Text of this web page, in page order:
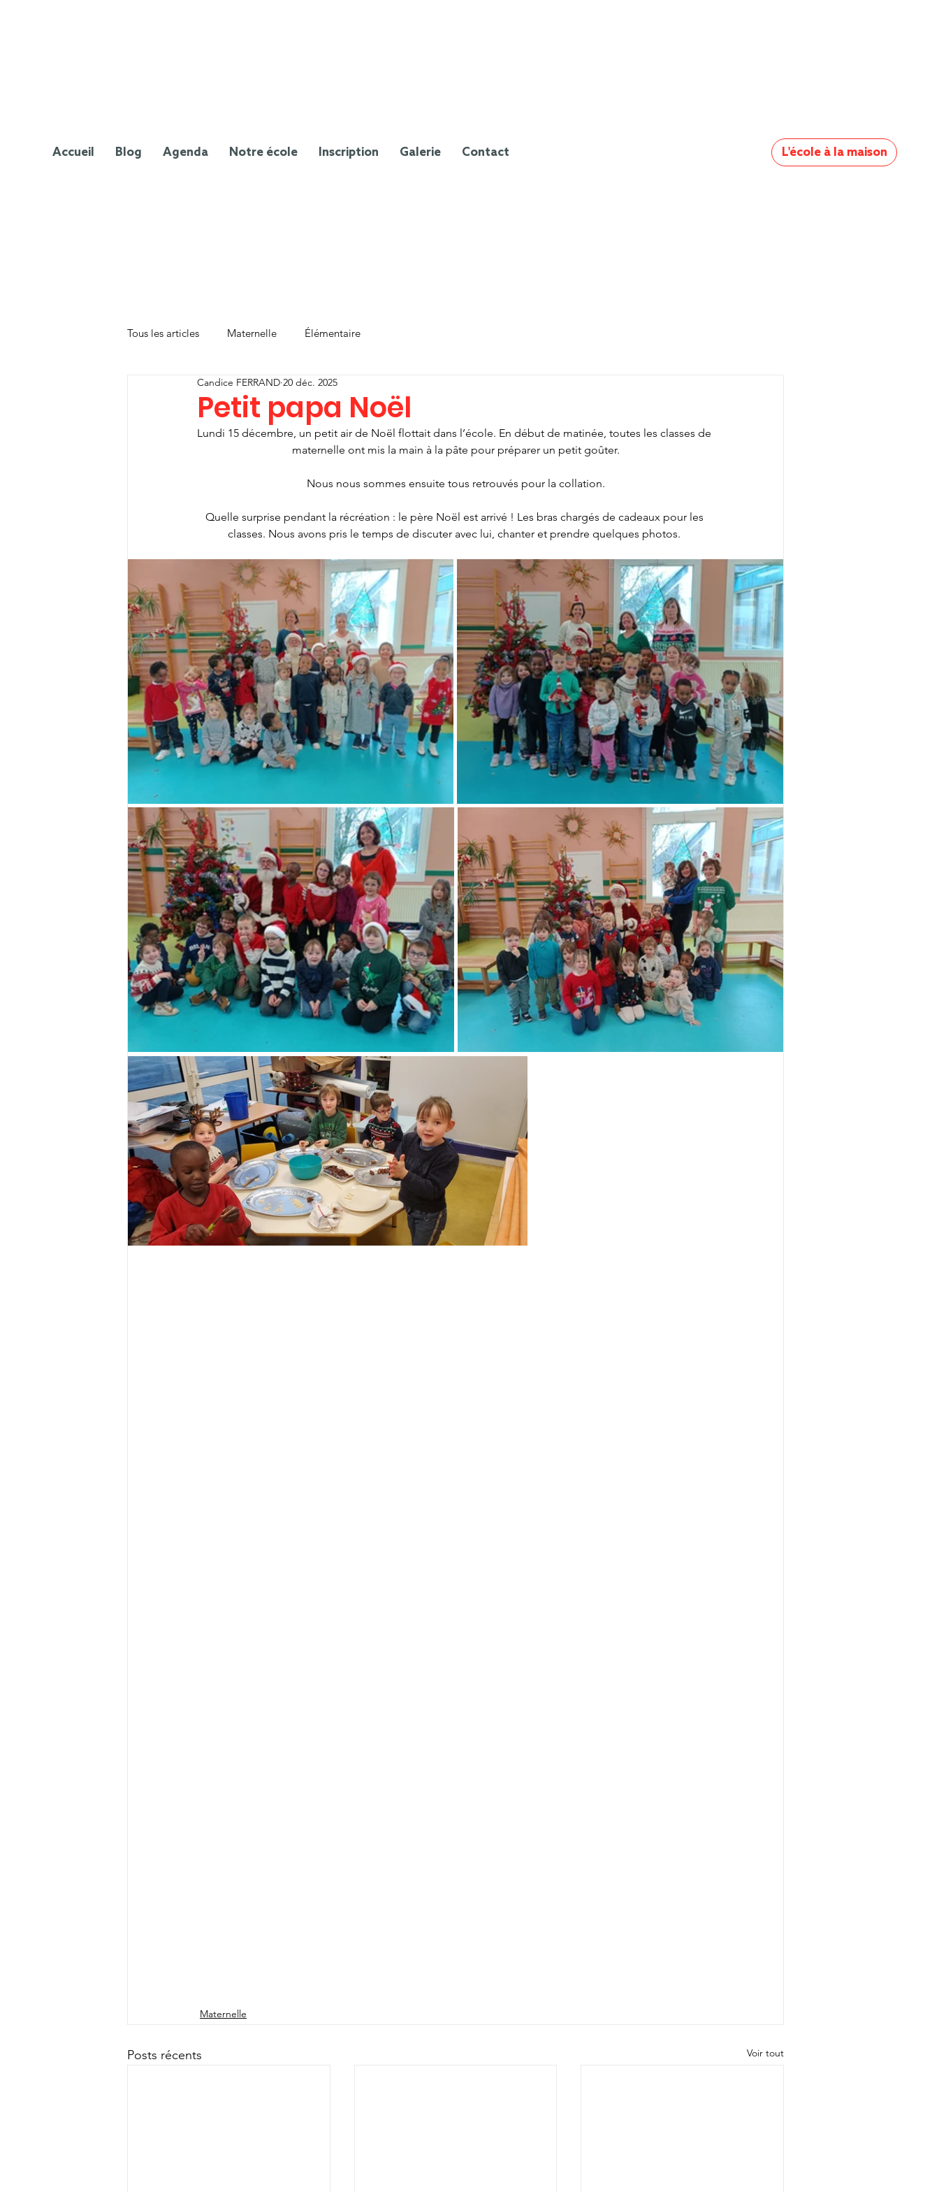
Accueil Blog Agenda Notre école Inscription Galerie Contact L'école à la maison
Tous les articles Maternelle Élémentaire
Petit papa Noël
Candice FERRAND 20 déc. 2025
Lundi 15 décembre, un petit air de Noël flottait dans l’école. En début de matinée, toutes les classes de
maternelle ont mis la main à la pâte pour préparer un petit goûter.
Nous nous sommes ensuite tous retrouvés pour la collation.
Quelle surprise pendant la récréation : le père Noël est arrivé ! Les bras chargés de cadeaux pour les
classes. Nous avons pris le temps de discuter avec lui, chanter et prendre quelques photos.
Maternelle
Posts récents Voir tout